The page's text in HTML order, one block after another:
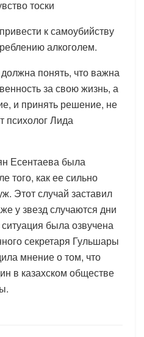
тоски
к самоубийству
алкоголем.
понять, что важна
за свою жизнь, а
и принять решение, не
психолог Лида
Есентаева была
того, как ее сильно
Этот случай заставил
у звезд случаются дни
была озвучена
секретаря Гульшары
мнение о том, что
в казахском обществе